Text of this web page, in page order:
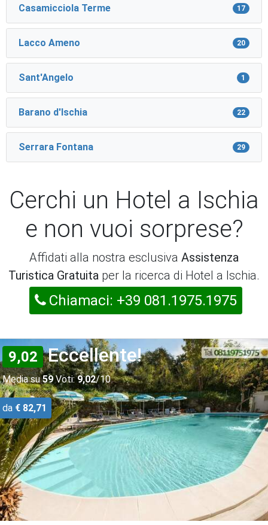
Casamicciola Terme 17
Lacco Ameno 20
Sant'Angelo 1
Barano d'Ischia 22
Serrara Fontana 29
Cerchi un Hotel a Ischia
e non vuoi sorprese?
Affidati alla nostra esclusiva Assistenza
Turistica Gratuita per la ricerca di Hotel a Ischia.
Chiamaci: +39 081.1975.1975
9,02 Eccellente!
Media su59Voti: 9,02/10
da € 82,71